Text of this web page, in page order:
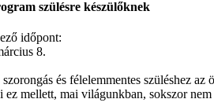
szülésre készülőknek
időpont:
8.
és félelemmentes szüléshez
ez mellett, mai világunkban, sokszor